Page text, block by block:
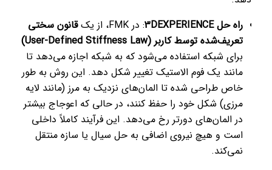
راه حل 3DEXPERIENCE
: در FMK، از یک
قانون سختی
تعریف‌شده توسط کاربر (User-Defined Stiffness Law)
برای شبکه استفاده می‌شود که به شبکه اجازه می‌دهد تا
مانند یک فوم الاستیک تغییر شکل دهد. این روش به طور
خاص طراحی شده تا المان‌های نزدیک به مرز (مانند لایه
مرزی) شکل خود را حفظ کنند، در حالی که اعوجاج بیشتر
در المان‌های دورتر رخ می‌دهد. این فرآیند کاملاً داخلی
است و هیچ نیروی اضافی به حل سیال یا سازه منتقل
نمی‌کند.